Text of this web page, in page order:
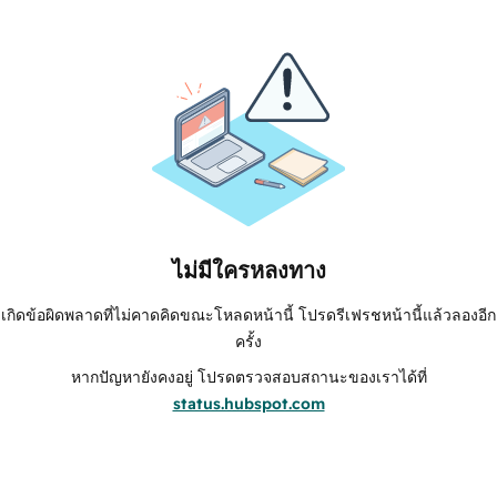
ไม่มีใครหลงทาง
เกิดข้อผิดพลาดที่ไม่คาดคิดขณะโหลดหน้านี้ โปรดรีเฟรชหน้านี้แล้วลองอีก
ครั้ง
หากปัญหายังคงอยู่ โปรดตรวจสอบสถานะของเราได้ที่
status.hubspot.com